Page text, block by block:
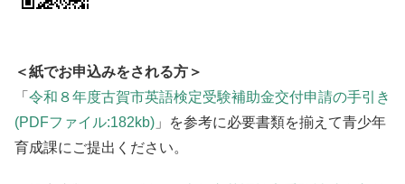
＜紙でお申込みをされる方＞
「 令和８年度古賀市英語検定受験補助金交付申請の手引き
(PDFファイル:182kb) 」を参考に必要書類を揃えて青少年
育成課にご提出ください。